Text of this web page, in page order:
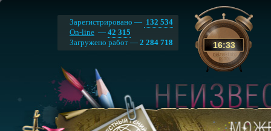
16:33
Зарегистрировано — 132 534
On-line — 42 315
Загружено работ — 2 284 718